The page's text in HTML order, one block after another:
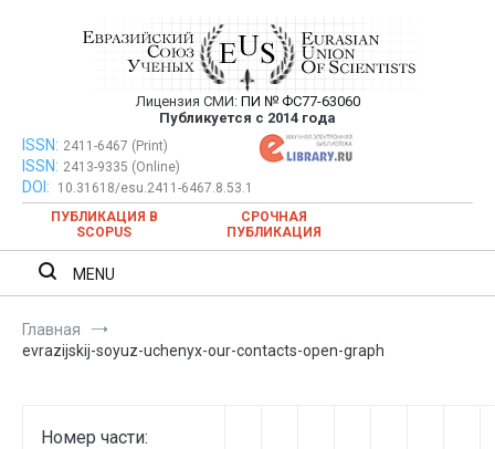
Евразийский Союз Ученых —
публикация научных статей в
ежемесячном научном журнале
Лицензия СМИ: ПИ № ФС77-63060
Публикуется с 2014 года
Евразийский Союз Ученых — публикация научных статей в
ежемесячном научном журнале
ISSN: 2411-6467 (Print)
ISSN: 2413-9335 (Online)
DOI:
10.31618/esu.2411-6467.8.53.1
ПУБЛИКАЦИЯ В
SCOPUS
СРОЧНАЯ
ПУБЛИКАЦИЯ
MENU
Главная
evrazijskij-soyuz-uchenyx-our-contacts-open-graph
Номер части: